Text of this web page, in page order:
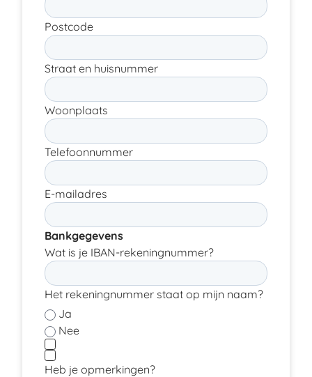
Postcode
Straat en huisnummer
Woonplaats
Telefoonnummer
E-mailadres
Bankgegevens
Wat is je IBAN-rekeningnummer?
Het rekeningnummer staat op mijn naam?
Ja
Nee
Heb je opmerkingen?